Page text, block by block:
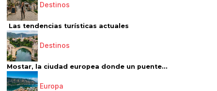
Destinos
Las tendencias turísticas actuales
Destinos
Mostar, la ciudad europea donde un puente...
Europa